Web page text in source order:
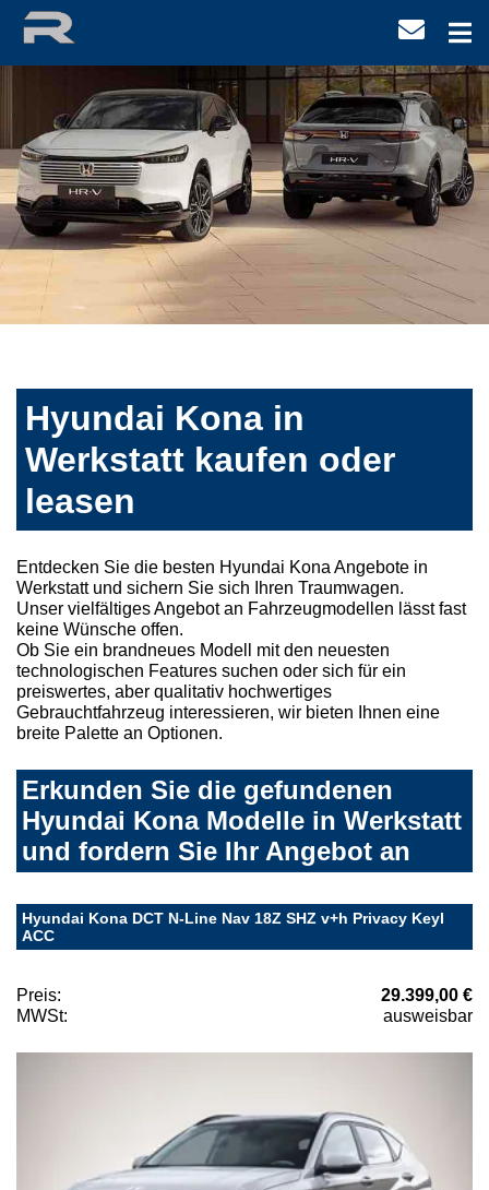
Hyundai Kona in
Werkstatt kaufen oder
leasen
Entdecken Sie die besten Hyundai Kona Angebote in
Werkstatt und sichern Sie sich Ihren Traumwagen.
Unser vielfältiges Angebot an Fahrzeugmodellen lässt fast
keine Wünsche offen.
Ob Sie ein brandneues Modell mit den neuesten
technologischen Features suchen oder sich für ein
preiswertes, aber qualitativ hochwertiges
Gebrauchtfahrzeug interessieren, wir bieten Ihnen eine
breite Palette an Optionen.
Erkunden Sie die gefundenen
Hyundai Kona Modelle in Werkstatt
und fordern Sie Ihr Angebot an
Hyundai Kona DCT N-Line Nav 18Z SHZ v+h Privacy Keyl
ACC
Preis:
29.399,00 €
MWSt:
ausweisbar